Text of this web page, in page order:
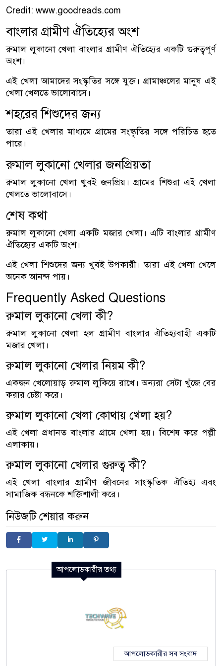
Credit: www.goodreads.com
বাংলার গ্রামীণ ঐতিহ্যের অংশ
রুমাল লুকানো খেলা বাংলার গ্রামীণ ঐতিহ্যের একটি গুরুত্বপূর্ণ
অংশ।
এই খেলা আমাদের সংস্কৃতির সঙ্গে যুক্ত। গ্রামাঞ্চলের মানুষ এই
খেলা খেলতে ভালোবাসে।
শহরের শিশুদের জন্য
তারা এই খেলার মাধ্যমে গ্রামের সংস্কৃতির সঙ্গে পরিচিত হতে
পারে।
রুমাল লুকানো খেলার জনপ্রিয়তা
রুমাল লুকানো খেলা খুবই জনপ্রিয়। গ্রামের শিশুরা এই খেলা
খেলতে ভালোবাসে।
শেষ কথা
রুমাল লুকানো খেলা একটি মজার খেলা। এটি বাংলার গ্রামীণ
ঐতিহ্যের একটি অংশ।
এই খেলা শিশুদের জন্য খুবই উপকারী। তারা এই খেলা খেলে
অনেক আনন্দ পায়।
Frequently Asked Questions
রুমাল লুকানো খেলা কী?
রুমাল লুকানো খেলা হল গ্রামীণ বাংলার ঐতিহ্যবাহী একটি
মজার খেলা।
রুমাল লুকানো খেলার নিয়ম কী?
একজন খেলোয়াড় রুমাল লুকিয়ে রাখে। অন্যরা সেটা খুঁজে বের
করার চেষ্টা করে।
রুমাল লুকানো খেলা কোথায় খেলা হয়?
এই খেলা প্রধানত বাংলার গ্রামে খেলা হয়। বিশেষ করে পল্লী
এলাকায়।
রুমাল লুকানো খেলার গুরুত্ব কী?
এই খেলা বাংলার গ্রামীণ জীবনের সাংস্কৃতিক ঐতিহ্য এবং
সামাজিক বন্ধনকে শক্তিশালী করে।
নিউজটি শেয়ার করুন
আপলোডকারীর তথ্য
আপলোডকারীর সব সংবাদ